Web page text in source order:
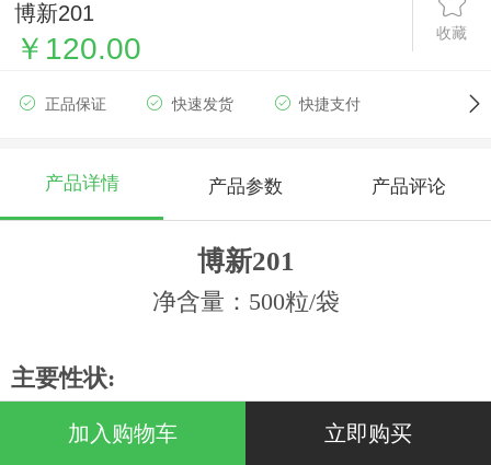
博新201
收藏
￥120.00
正品保证 快速发货 快捷支付
产品详情 产品参数 产品评论
博新201
净含量：500粒/袋
主要性状:
该品种2011年上市，是越冬温室黄瓜套苦
加入购物车 立即购买